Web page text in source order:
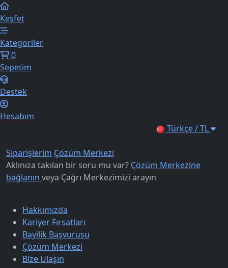
Keşfet
Kategoriler
0
Sepetim
Destek
Hesabım
Türkçe / TL
Siparişlerim Çözüm Merkezi
Aklınıza takılan bir soru mu var? Çözüm Merkezine
bağlanın veya Çağrı Merkezimizi arayın
Hakkımızda
Kariyer Fırsatları
Bayilik Başvurusu
Çözüm Merkezi
Bize Ulaşın